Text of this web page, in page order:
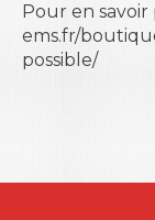
Pour en savoir
ems.fr/
possible/